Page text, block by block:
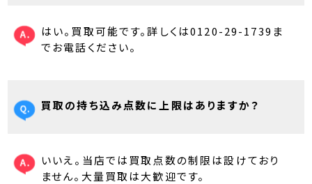
はい。買取可能です。詳しくは0120-29-1739ま
でお電話ください。
買取の持ち込み点数に上限はありますか？
いいえ。当店では買取点数の制限は設けており
ません。大量買取は大歓迎です。